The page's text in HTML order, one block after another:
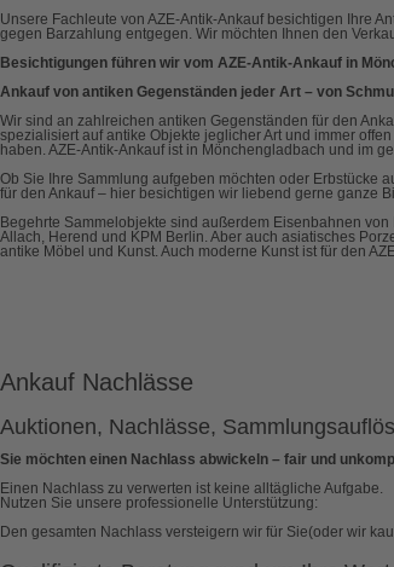
Unsere Fachleute von AZE-Antik-Ankauf besichtigen Ihre
gegen Barzahlung entgegen. Wir möchten Ihnen den
Besichtigungen führen wir vom AZE-Antik-Ankauf in
Ankauf von antiken Gegenständen jeder Art – von
Wir sind an zahlreichen antiken Gegenständen für den
spezialisiert auf antike Objekte jeglicher Art und immer
haben. AZE-Antik-Ankauf ist in Mönchengladbach und im
Ob Sie Ihre Sammlung aufgeben möchten oder Erbstücke
für den Ankauf – hier besichtigen wir liebend gerne ganze
Begehrte Sammelobjekte sind außerdem Eisenbahnen
Allach, Herend und KPM Berlin. Aber auch asiatisches
antike Möbel und Kunst. Auch moderne Kunst ist für den
Ankauf Nachlässe
Auktionen, Nachlässe,
Sie möchten einen Nachlass abwickeln – fair und
Einen Nachlass zu verwerten ist keine alltägliche Aufgabe.
Nutzen Sie unsere professionelle Unterstützung:
Den gesamten Nachlass versteigern wir für Sie(oder wir